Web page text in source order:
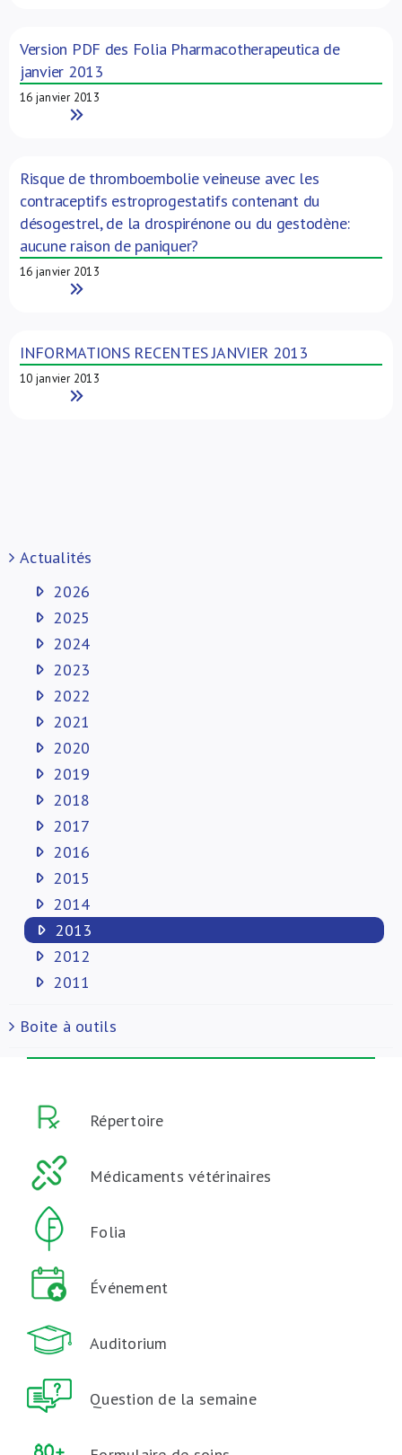
Version PDF des Folia Pharmacotherapeutica de
janvier 2013
16 janvier 2013
Read More
Risque de thromboembolie veineuse avec les
contraceptifs estroprogestatifs contenant du
désogestrel, de la drospirénone ou du gestodène:
aucune raison de paniquer?
16 janvier 2013
Read More
INFORMATIONS RECENTES JANVIER 2013
10 janvier 2013
Read More
Actualités
2026
2025
2024
2023
2022
2021
2020
2019
2018
2017
2016
2015
2014
2013
2012
2011
Boite à outils
Répertoire
Médicaments vétérinaires
Folia
Événement
Auditorium
Question de la semaine